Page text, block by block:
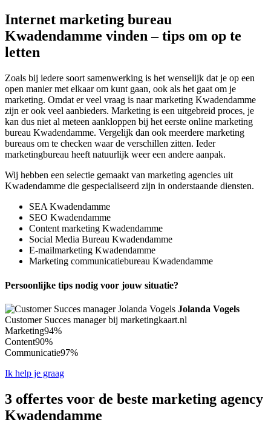
Internet marketing bureau
Kwadendamme vinden – tips om op te
letten
Zoals bij iedere soort samenwerking is het wenselijk dat je op een
open manier met elkaar om kunt gaan, ook als het gaat om je
marketing. Omdat er veel vraag is naar marketing Kwadendamme
zijn er ook veel aanbieders. Marketing is een uitgebreid proces, je
kan dus niet al meteen aankloppen bij het eerste online marketing
bureau Kwadendamme. Vergelijk dan ook meerdere marketing
bureaus om te checken waar de verschillen zitten. Ieder
marketingbureau heeft natuurlijk weer een andere aanpak.
Wij hebben een selectie gemaakt van marketing agencies uit
Kwadendamme die gespecialiseerd zijn in onderstaande diensten.
SEA Kwadendamme
SEO Kwadendamme
Content marketing Kwadendamme
Social Media Bureau Kwadendamme
E-mailmarketing Kwadendamme
Marketing communicatiebureau Kwadendamme
Persoonlijke tips nodig voor jouw situatie?
Jolanda Vogels
Customer Succes manager bij marketingkaart.nl
Marketing94%
Content90%
Communicatie97%
Ik help je graag
3 offertes voor de beste marketing agency
Kwadendamme